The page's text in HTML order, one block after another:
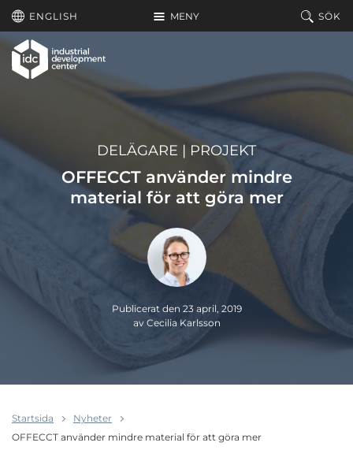
Hoppa till huvudinnehållet
MENY
ENGLISH SÖK
DELÄGARE | PROJEKT
OFFECCT använder mindre
material för att göra mer
Publicerat den 23 april, 2019
av Cecilia Karlsson
Startsida
Nyheter
OFFECCT använder mindre material för att göra mer